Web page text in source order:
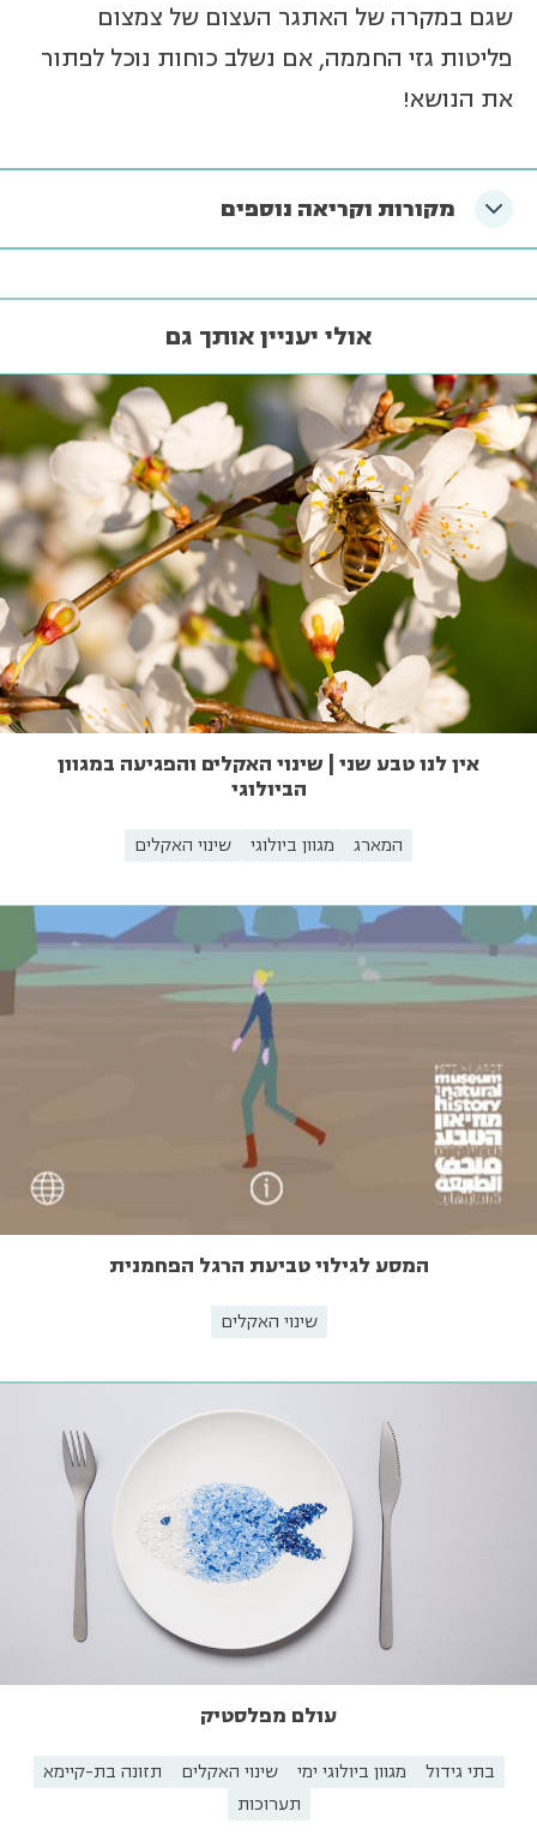
שגם במקרה של האתגר העצום של צמצום
פליטות גזי החממה, אם נשלב כוחות נוכל לפתור
את הנושא!
מקורות וקריאה נוספים
אולי יעניין אותך גם
אין לנו טבע שני | שינוי האקלים והפגיעה במגוון
הביולוגי
המארג מגוון ביולוגי שינוי האקלים
המסע לגילוי טביעת הרגל הפחמנית
שינוי האקלים
עולם מפלסטיק
בתי גידול מגוון ביולוגי ימי שינוי האקלים
תזונה בת-קיימא
תערוכות